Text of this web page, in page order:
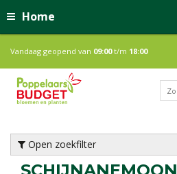
Home
Vandaag geopend van 09:00t/m 18:00
Open zoekfilter